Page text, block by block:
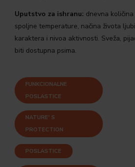
Uputstvo za ishranu: dnevna
spoljne temperature, načina života
karaktera i nivoa aktivnosti. Sveža,
biti dostupna psima.
FUNKCIONALNE
POSLASTICE
NATURE' S
PROTECTION
POSLASTICE